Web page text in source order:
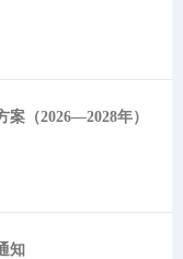
（2026—2028年）
知